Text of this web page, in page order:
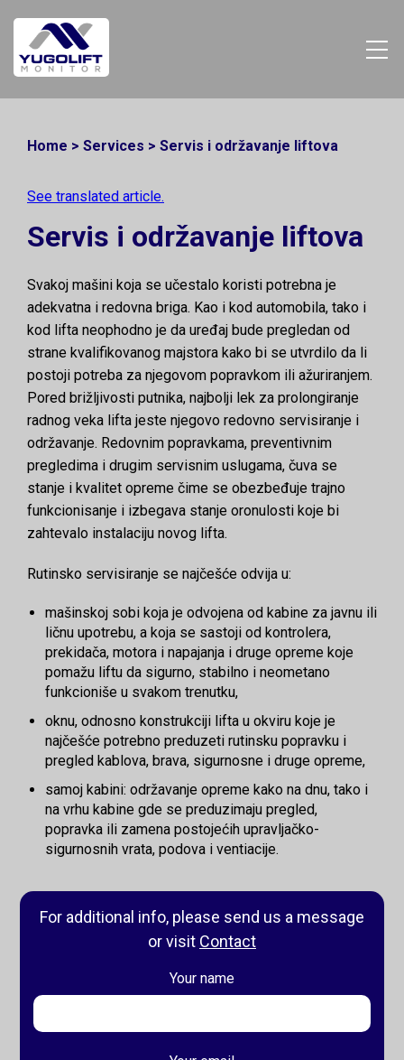
For additional info, please send us a message
or visit Contact
Your name
Home > Services > Servis i održavanje liftova
See translated article.
Servis i održavanje liftova
Svakoj mašini koja se učestalo koristi potrebnа je
adekvatna i redovna briga. Kao i kod automobila, tako i
kod lifta neophodno je da uređaj bude pregledan od
strane kvalifikovanog majstora kako bi se utvrdilo da li
postoji potreba za njegovom popravkom ili ažuriranjem.
Pored brižljivosti putnika, najbolji lek za prolongiranje
radnog veka lifta jeste njegovo redovno servisiranje i
održavanje. Redovnim popravkama, preventivnim
pregledima i drugim servisnim uslugama, čuva se
stanje i kvalitet opreme čime se obezbeđuje trajno
funkcionisanje i izbegava stanje oronulosti koje bi
zahtevalo instalaciju novog lifta.
Rutinsko servisiranje se najčešće odvija u:
mašinskoj sobi koja je odvojena od kabine za javnu ili
ličnu upotrebu, a koja se sastoji od kontrolera,
prekidača, motora i napajanja i druge opreme koje
pomažu liftu da sigurno, stabilno i neometano
funkcioniše u svakom trenutku,
oknu, odnosno konstrukciji lifta u okviru koje je
najčešće potrebno preduzeti rutinsku popravku i
pregled kablova, brava, sigurnosne i druge opreme,
samoj kabini: održavanje opreme kako na dnu, tako i
na vrhu kabine gde se preduzimaju pregled,
popravka ili zamena postojećih upravljačko-
sigurnosnih vrata, podova i ventiacije.